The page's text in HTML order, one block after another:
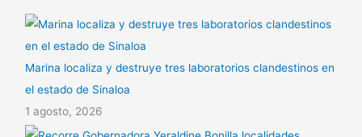
Marina localiza y destruye tres laboratorios clandestinos en
el estado de Sinaloa
1 agosto, 2026